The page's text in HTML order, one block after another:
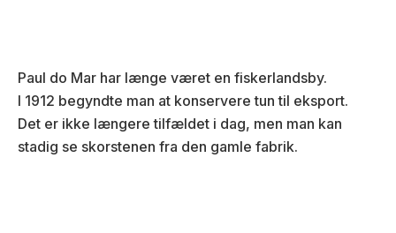
Paul do Mar har længe været en fiskerlandsby.
I 1912 begyndte man at konservere tun til eksport.
Det er ikke længere tilfældet i dag, men man kan
stadig se skorstenen fra den gamle fabrik.